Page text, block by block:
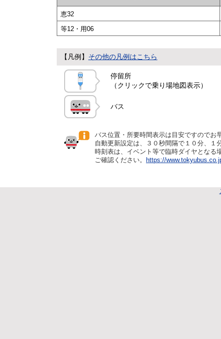
恵32
等12・用06
【凡例】 その他の凡例はこちら
停留所
（クリックで乗り場地図表示）
バス
バス位置・所要時間表示は目安ですのでお
自動更新設定は、３０秒間隔で１０分、１
時刻表は、イベント等で臨時ダイヤとなる
ご確認ください。
https://